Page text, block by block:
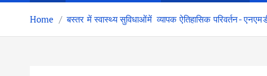
Home बस्तर में स्वास्थ्य सुविधाओंमें व्‍यापक ऐतिहासिक परिवर्तन-